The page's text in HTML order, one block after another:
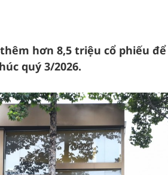
hơn 8,5 triệu cổ phiếu
quý 3/2026.